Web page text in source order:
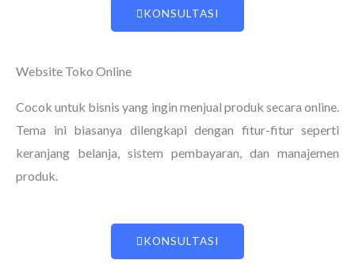
KONSULTASI
Website Toko Online
Cocok untuk bisnis yang ingin menjual produk secara online.
Tema ini biasanya dilengkapi dengan fitur-fitur seperti
keranjang belanja, sistem pembayaran, dan manajemen
produk.
KONSULTASI